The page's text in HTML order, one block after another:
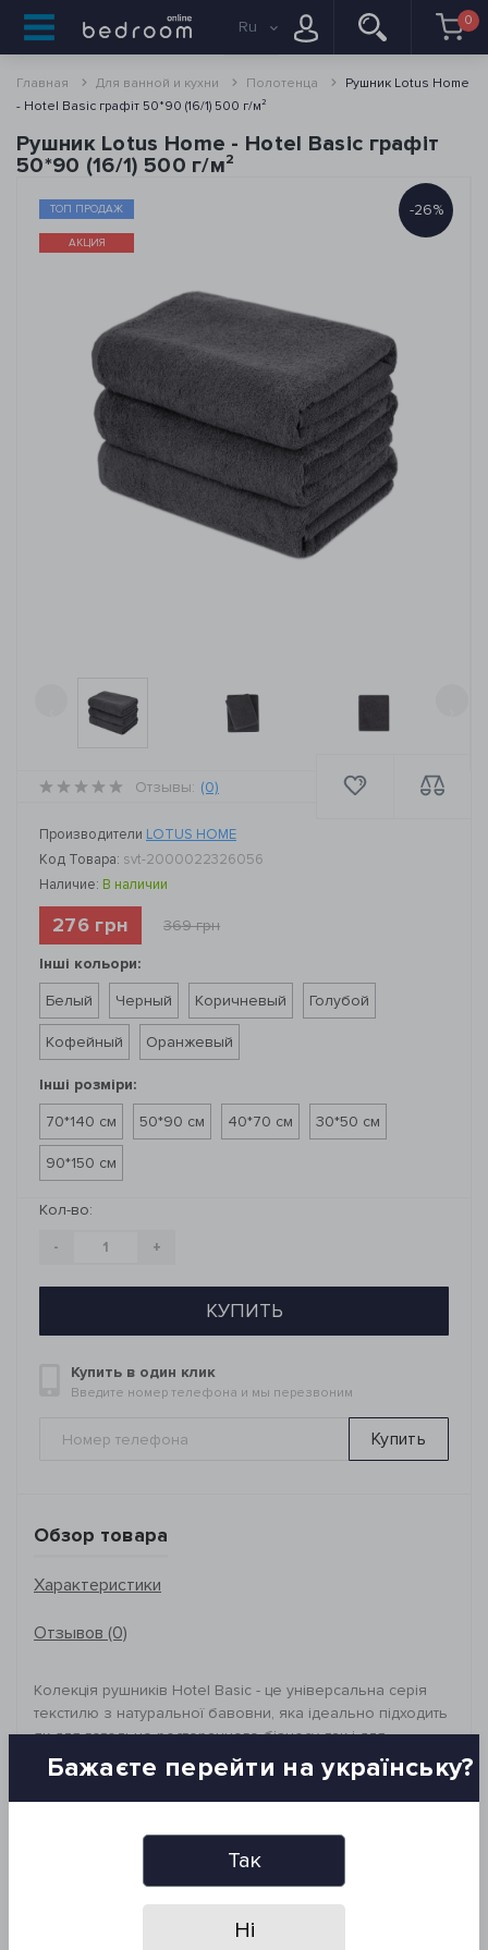
Ru 0
Главная Для ванной и кухни Полотенца
Рушник Lotus Home
- Hotel Basic графіт 50*90 (16/1) 500 г/м²
Рушник Lotus Home - Hotel Basic графіт
50*90 (16/1) 500 г/м²
-26%
ТОП ПРОДАЖ
АКЦИЯ
Отзывы: (0)
Производители LOTUS HOME
Код Товара: svt-2000022326056
Наличие: В наличии
276 грн 369 грн
Інші кольори:
Белый
Черный Коричневый Голубой
Кофейный Оранжевый
Інші розміри:
70*140 см
50*90 см 40*70 см 30*50 см
90*150 см
Кол-во:
- +
КУПИТЬ
Купить в один клик
Введите номер телефона и мы перезвоним
Купить
Обзор товара
Характеристики
Отзывов (0)
Колекція рушників Hotel Basic - це універсальна серія
текстилю з натуральної бавовни, яка ідеально підходить
як для готельно-ресторанного бізнесу, так і для
домашнього використання. Рушники представлені в
різних варіантах щільності, що дає змогу обрати
оптимальний варіант для будь-яких потреб. А широка
зручність та естетику у користуванні.
_________________________________
Склад: 100% бавовна, махра
Бажаєте перейти на українську?
Так
Ні